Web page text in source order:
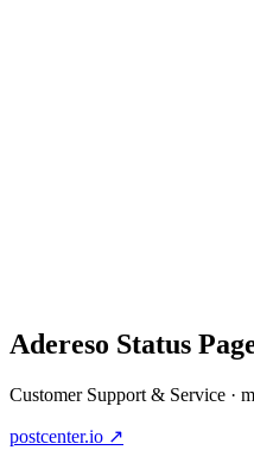
Adereso Status
Customer Support & Service ·
postcenter.io ↗